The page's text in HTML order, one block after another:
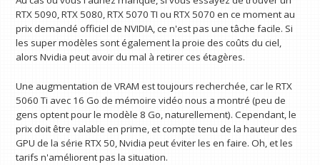
RTX 5090, RTX 5080, RTX 5070 TI ou RTX 5070 en ce moment au
prix demandé officiel de NVIDIA, ce n'est pas une tâche facile. Si
les super modèles sont également la proie des coûts du ciel,
alors Nvidia peut avoir du mal à retirer ces étagères.
Une augmentation de VRAM est toujours recherchée, car le RTX
5060 Ti avec 16 Go de mémoire vidéo nous a montré (peu de
gens optent pour le modèle 8 Go, naturellement). Cependant, le
prix doit être valable en prime, et compte tenu de la hauteur des
GPU de la série RTX 50, Nvidia peut éviter les en faire. Oh, et les
tarifs n'améliorent pas la situation.